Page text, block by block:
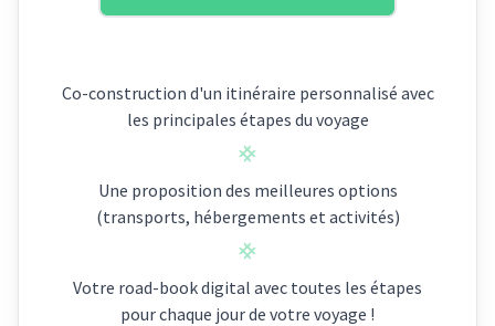
Co-construction d'un itinéraire personnalisé avec
les principales étapes du voyage
Une proposition des meilleures options
(transports, hébergements et activités)
Votre road-book digital avec toutes les étapes
pour chaque jour de votre voyage !